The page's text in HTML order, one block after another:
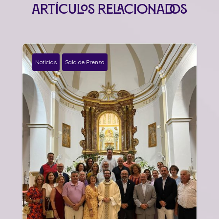
Artículos relacionados
Noticias Sala de Prensa